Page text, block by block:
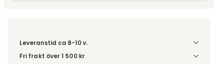
Leveranstid ca 8-10 v.
Fri frakt över 1 500 kr